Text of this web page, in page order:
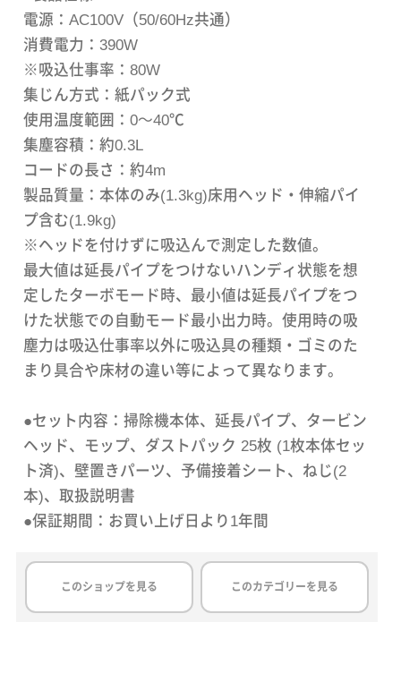
電源：AC100V（50/60Hz共通）
消費電力：390W
※吸込仕事率：80W
集じん方式：紙パック式
使用温度範囲：0～40℃
集塵容積：約0.3L
コードの長さ：約4m
製品質量：本体のみ(1.3kg)床用ヘッド・伸縮パイ
プ含む(1.9kg)
※ヘッドを付けずに吸込んで測定した数値。
最大値は延長パイプをつけないハンディ状態を想
定したターボモード時、最小値は延長パイプをつ
けた状態での自動モード最小出力時。使用時の吸
塵力は吸込仕事率以外に吸込具の種類・ゴミのた
まり具合や床材の違い等によって異なります。
●セット内容：掃除機本体、延長パイプ、タービン
ヘッド、モップ、ダストパック 25枚 (1枚本体セッ
ト済)、壁置きパーツ、予備接着シート、ねじ(2
本)、取扱説明書
●保証期間：お買い上げ日より1年間
このショップを見る このカテゴリーを見る